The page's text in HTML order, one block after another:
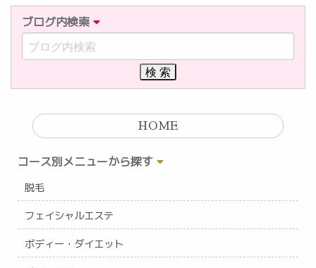
ブログ内検索
HOME
コース別メニューから探す
脱毛
フェイシャルエステ
ボディー・ダイエット